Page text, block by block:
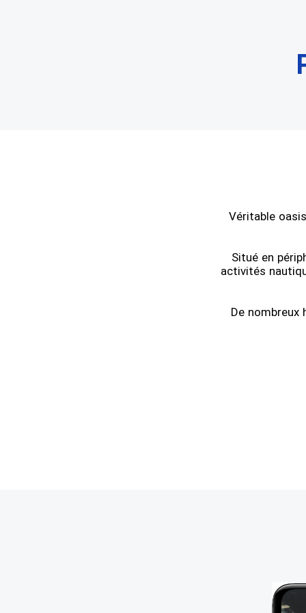
Véritable
Situé en
activités
De